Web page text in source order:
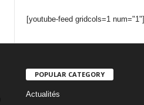
[youtube-feed gridcols=1 num="1"]
POPULAR CATEGORY
Actualités